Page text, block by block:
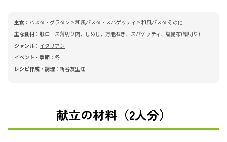
主食： パスタ・グラタン > 和風パスタ・スパゲッティ > 和風パスタ その他
主な食材： 豚ロース薄切り肉、 しめじ、 万能ねぎ、 スパゲッティ、 塩昆布(細切り)
ジャンル： イタリアン
イベント・季節： 冬
レシピ作成・調理： 新谷友里江
献立の材料（2人分）